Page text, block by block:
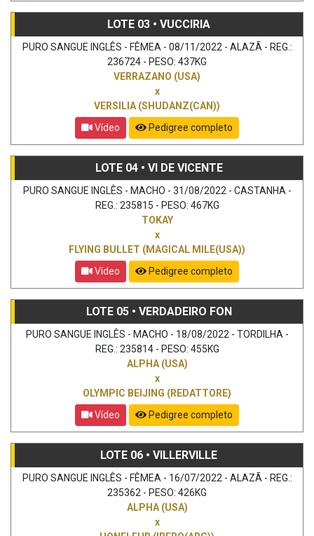
LOTE 03 • VUCCIRIA
PURO SANGUE INGLÊS - FÊMEA - 08/11/2022 - ALAZÃ - REG.:
236724 - PESO: 437KG
VERRAZANO (USA)
x
VERSILIA (SHUDANZ(CAN))
Vídeo
Pedigree completo
LOTE 04 • VI DE VICENTE
PURO SANGUE INGLÊS - MACHO - 31/08/2022 - CASTANHA -
REG.: 235815 - PESO: 467KG
TOKAY
x
FLYING BULLET (MAGICAL MILE(USA))
Vídeo
Pedigree completo
LOTE 05 • VERDADEIRO FON
PURO SANGUE INGLÊS - MACHO - 18/08/2022 - TORDILHA -
REG.: 235814 - PESO: 455KG
ALPHA (USA)
x
OLYMPIC BEIJING (REDATTORE)
Vídeo
Pedigree completo
LOTE 06 • VILLERVILLE
PURO SANGUE INGLÊS - FÊMEA - 16/07/2022 - ALAZÃ - REG.:
235362 - PESO: 426KG
ALPHA (USA)
x